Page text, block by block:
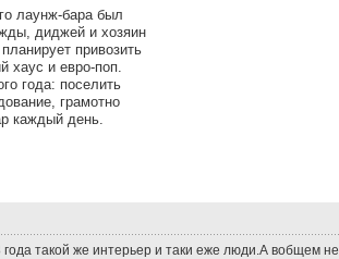
лаунж-бара был
диджей и хозяин
привозить
хаус и евро-поп.
года: поселить
грамотно
каждый день.
такой же интерьер и таки еже люди.А вобщем не